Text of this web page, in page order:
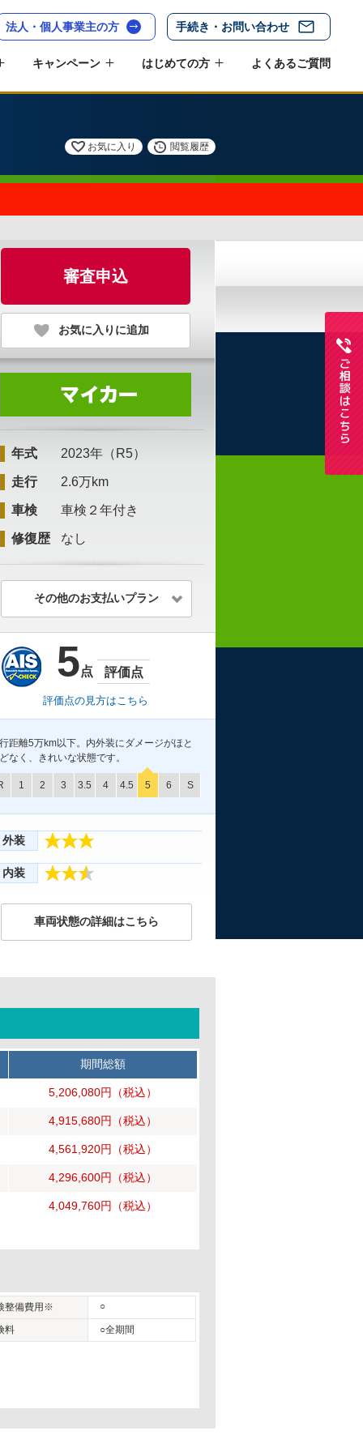
法人・個人事業主の方 手続き・お問い合わせ
キャンペーン はじめての方 よくあるご質問
お気に入り 閲覧履歴
審査申込
お気に入りに追加
年式 2023年（R5）
走行 2.6万km
車検 車検２年付き
修復歴 なし
その他のお支払いプラン
5点 評価点
評価点の見方はこちら
距離5万km以下。内外装にダメージがほと
なく、きれいな状態です。
1 2 3 3.5 4 4.5 5 6 S
外装
内装
車両状態の詳細はこちら
期間総額
5,206,080円 （税込）
4,915,680円 （税込）
4,561,920円 （税込）
4,296,600円 （税込）
4,049,760円 （税込）
整備費用※ ○
料
○全期間